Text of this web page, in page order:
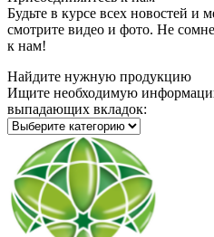
Будьте в курсе всех новостей и
смотрите видео и фото. Не
к нам!
Найдите нужную продукцию
Ищите необходимую
выпадающих вкладок: